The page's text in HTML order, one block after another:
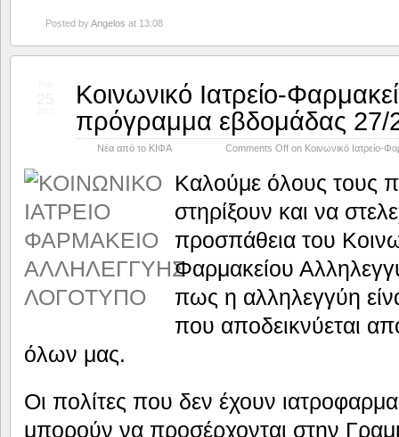
Posted byAngelos at 13:08
Κοινωνικό Ιατρείο-
πρόγραμμα εβδομάδας 27/
Νέα από το ΚΙΦΑ Comments Off on Κοινωνικό Ιατρείο-
Καλούμε όλους τους
στηρίξουν και να
προσπάθεια του
Φαρμακείου
πως η αλληλεγγύη
που αποδεικνύεται
όλων μας.
Οι πολίτες που δεν έχουν
μπορούν να προσέρχονται στην